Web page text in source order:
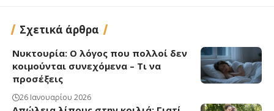
Σχετικά άρθρα
Νυκτουρία: Ο λόγος που πολλοί δεν
κοιμούνται συνεχόμενα – Τι να
προσέξεις
26 Ιανουαρίου 2026